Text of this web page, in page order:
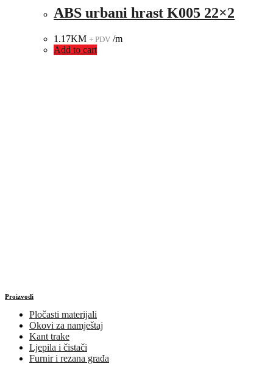
ABS urbani hrast K005 22×2
1.17KM + PDV /m
Add to cart
Proizvodi
Pločasti materijali
Okovi za namještaj
Kant trake
Ljepila i čistači
Furnir i rezana građa